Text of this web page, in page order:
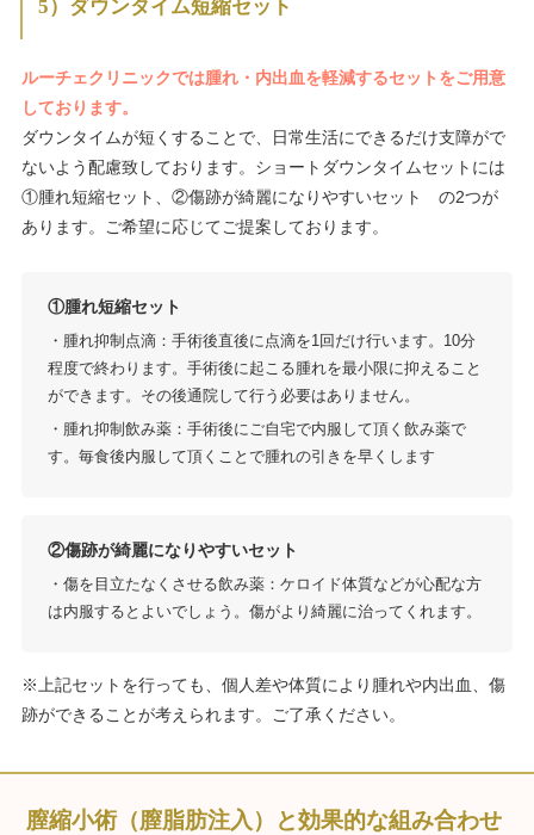
5）ダウンタイム短縮セット
ルーチェクリニックでは腫れ・内出血を軽減するセットをご用意
しております。
ダウンタイムが短くすることで、日常生活にできるだけ支障がで
ないよう配慮致しております。ショートダウンタイムセットには
①腫れ短縮セット、②傷跡が綺麗になりやすいセット の2つが
あります。ご希望に応じてご提案しております。
①腫れ短縮セット
・腫れ抑制点滴：手術後直後に点滴を1回だけ行います。10分
程度で終わります。手術後に起こる腫れを最小限に抑えること
ができます。その後通院して行う必要はありません。
・腫れ抑制飲み薬：手術後にご自宅で内服して頂く飲み薬で
す。毎食後内服して頂くことで腫れの引きを早くします
②傷跡が綺麗になりやすいセット
・傷を目立たなくさせる飲み薬：ケロイド体質などが心配な方
は内服するとよいでしょう。傷がより綺麗に治ってくれます。
※上記セットを行っても、個人差や体質により腫れや内出血、傷
跡ができることが考えられます。ご了承ください。
膣縮小術（膣脂肪注入）と効果的な組み合わせ